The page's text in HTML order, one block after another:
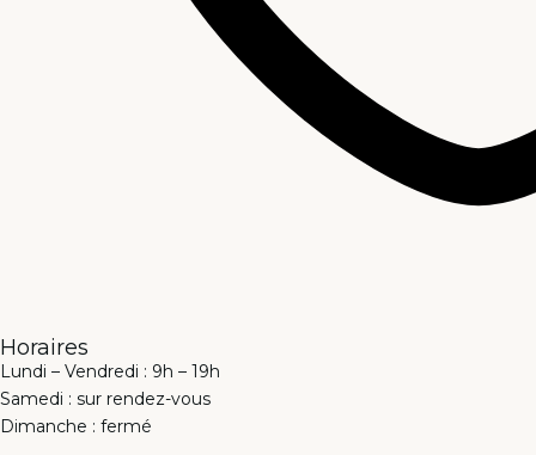
Horaires
Lundi – Vendredi : 9h – 19h
Samedi : sur rendez-vous
Dimanche : fermé